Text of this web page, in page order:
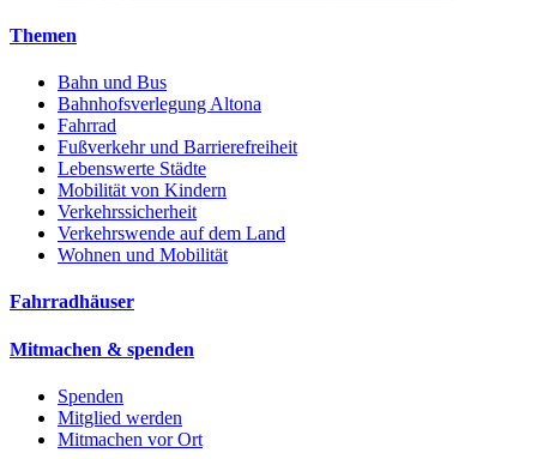
Themen
Bahn und Bus
Bahnhofsverlegung Altona
Fahrrad
Fußverkehr und Barrierefreiheit
Lebenswerte Städte
Mobilität von Kindern
Verkehrssicherheit
Verkehrswende auf dem Land
Wohnen und Mobilität
Fahrradhäuser
Mitmachen & spenden
Spenden
Mitglied werden
Mitmachen vor Ort